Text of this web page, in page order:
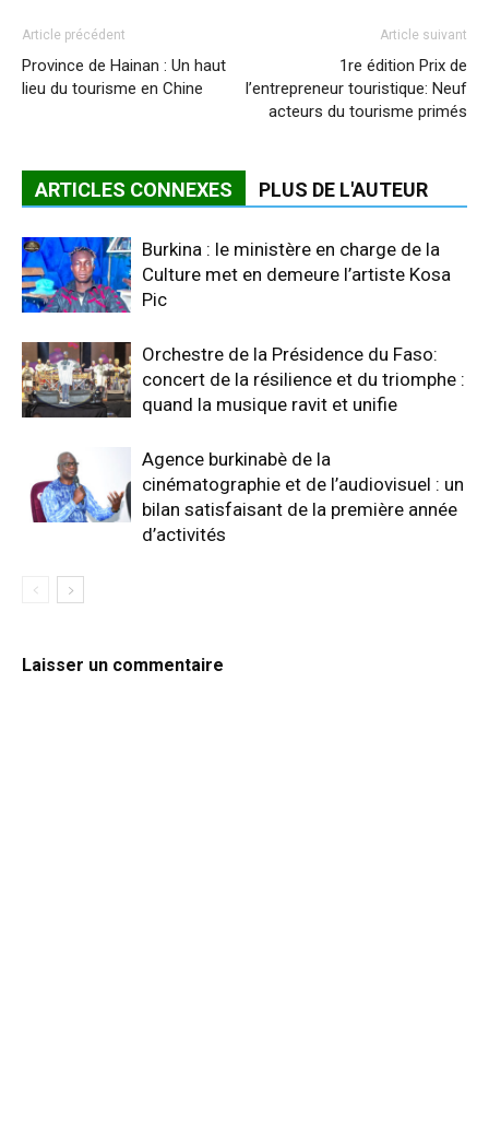
Article précédent
Province de Hainan : Un haut
lieu du tourisme en Chine
Article suivant
1re édition Prix de
l’entrepreneur touristique: Neuf
acteurs du tourisme primés
ARTICLES CONNEXES PLUS DE L'AUTEUR
Burkina : le ministère en charge de la
Culture met en demeure l’artiste Kosa
Pic
Orchestre de la Présidence du Faso:
concert de la résilience et du triomphe :
quand la musique ravit et unifie
Agence burkinabè de la
cinématographie et de l’audiovisuel : un
bilan satisfaisant de la première année
d’activités
Laisser un commentaire